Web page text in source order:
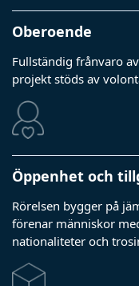
Oberoende
Fullständig frånvaro
projekt stöds av
Öppenhet och
Rörelsen bygger på
förenar människor
nationaliteter och